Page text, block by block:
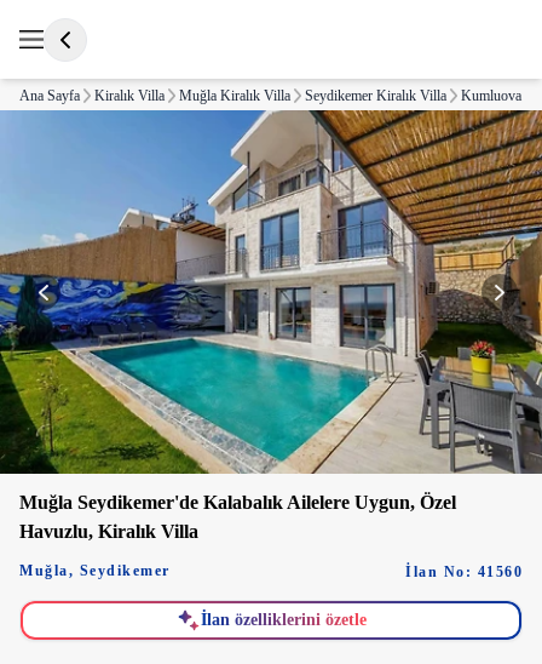
Ana Sayfa Kiralık Villa Muğla Kiralık Villa Seydikemer Kiralık Villa Kumluova
Muğla Seydikemer'de Kalabalık Ailelere Uygun, Özel
Havuzlu, Kiralık Villa
Muğla, Seydikemer İlan No: 41560
İlan özelliklerini özetle